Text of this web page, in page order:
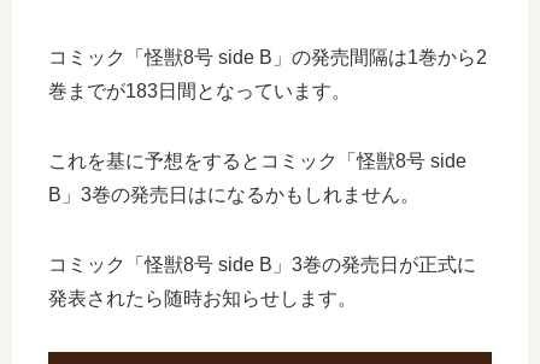
コミック「怪獣8号 side B」の発売間隔は1巻から2
巻までが183日間となっています。
これを基に予想をするとコミック「怪獣8号 side
B」3巻の発売日はになるかもしれません。
コミック「怪獣8号 side B」3巻の発売日が正式に
発表されたら随時お知らせします。